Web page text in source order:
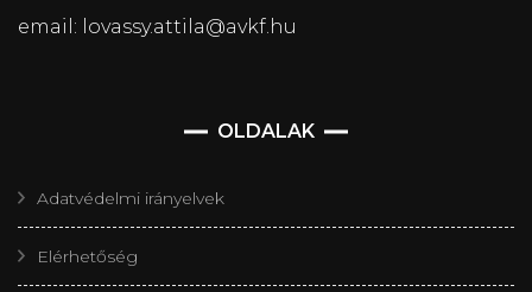
email: lovassy.attila@avkf.hu
OLDALAK
Adatvédelmi irányelvek
Elérhetőség